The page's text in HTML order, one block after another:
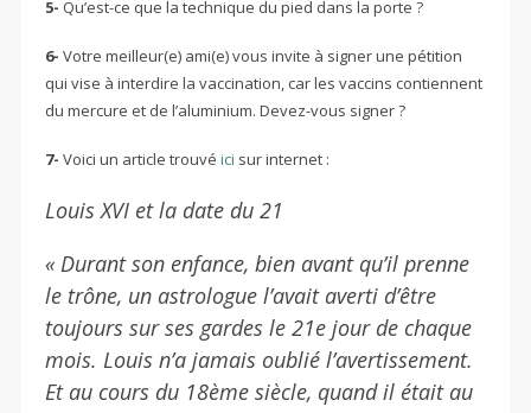
5- Qu’est-ce que la technique du pied dans la porte ?
6- Votre meilleur(e) ami(e) vous invite à signer une pétition
qui vise à interdire la vaccination, car les vaccins contiennent
du mercure et de l’aluminium. Devez-vous signer ?
7- Voici un article trouvé ici sur internet :
Louis XVI et la date du 21
« Durant son enfance, bien avant qu’il prenne
le trône, un astrologue l’avait averti d’être
toujours sur ses gardes le 21e jour de chaque
mois. Louis n’a jamais oublié l’avertissement.
Et au cours du 18ème siècle, quand il était au